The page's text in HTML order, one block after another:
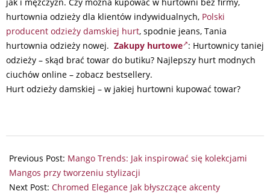
jak i mężczyzn. Czy można kupować w hurtowni bez firmy,
hurtownia odzieży dla klientów indywidualnych, Polski
producent odzieży damskiej hurt, spodnie jeans, Tania
hurtownia odzieży nowej. Zakupy hurtowe : Hurtownicy taniej
odzieży – skąd brać towar do butiku? Najlepszy hurt modnych
ciuchów online – zobacz bestsellery.
Hurt odzieży damskiej – w jakiej hurtowni kupować towar?
01-
04
Previous Post: Mango Trends: Jak inspirować się kolekcjami
Mangos przy tworzeniu stylizacji
Next Post: Chromed Elegance Jak błyszczące akcenty